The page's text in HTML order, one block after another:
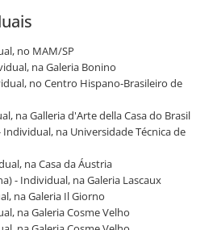
no MAM/SP
na Galeria Bonino
no Centro Hispano-Brasileiro de
na Galleria d'Arte della Casa do Brasil
na Universidade Técnica de
na Casa da Áustria
- Individual, na Galeria Lascaux
na Galeria Il Giorno
na Galeria Cosme Velho